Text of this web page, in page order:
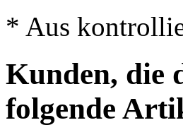
* Aus
Kunden, die
folgende